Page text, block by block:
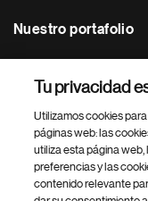
Nuestro portafolio
Footer Site Search
Tu privacidad
Utilizamos cookies
páginas web: las
utiliza esta página
preferencias y las
contenido relevante